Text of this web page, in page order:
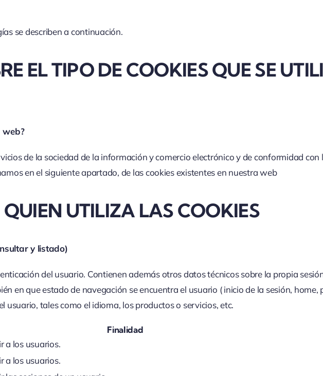
se describen a continuación.
EL TIPO DE COOKIES QUE SE
web?
de la sociedad de la información y comercio electrónico y de conformidad con
en el siguiente apartado, de las cookies existentes en nuestra web
UTILIZA LAS COOKIES
y listado)
del usuario. Contienen además otros datos técnicos sobre la propia
en que estado de navegación se encuentra el usuario ( inicio de la sesión,
usuario, tales como el idioma, los productos o servicios, etc.
Finalidad
a los usuarios.
a los usuarios.